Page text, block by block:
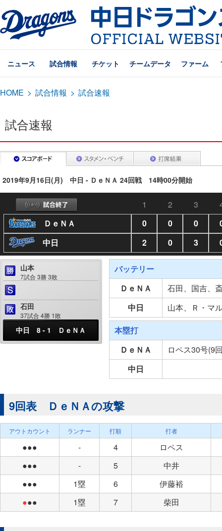
ニュース 試合情報 チケット チームデータ ファーム
HOME > 試合情報 > 試合速報
試合速報
2019年9月16日(月) 中日 - ＤｅＮＡ 24回戦 14時00分開始
1 2 3
ＤｅＮＡ
0 0 0
中日
2 0 3
山本
7試合 3勝 3敗
石田
37試合 4勝 1敗
中日 8 - 1 ＤｅＮＡ
バッテリー
ＤｅＮＡ
石田、国吉、
中日
山本、Ｒ・マ
本塁打
ＤｅＮＡ
ロペス30号(9
中日
9回表 ＤｅＮＡの攻撃
アウトカウント ランナー 打順 打者
●●● - 4
ロペス
●●●
- 5
中井
●●●
1塁 6
伊藤裕
●●● 1塁 7 柴田